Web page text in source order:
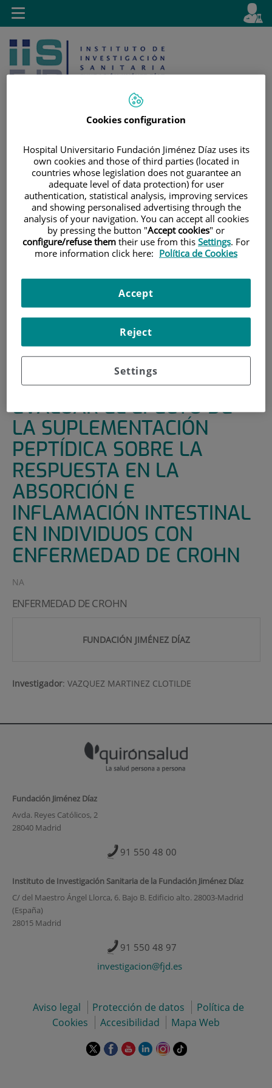
Saltar al contenido
contenido
Selector
activo
es
Buscar
Toggle
navigation
UNIDADES DE APOYO|
|ENSAYO CLINICO PARA EVALUAR EL EFECTO DE LA
LA ABSORCIÓN E INFLAMACIÓN INTESTINAL EN
ENSAYO CLINICO PARA
EVALUAR EL EFECTO DE
LA SUPLEMENTACIÓN
PEPTÍDICA SOBRE LA
RESPUESTA EN LA
ABSORCIÓN E
INFLAMACIÓN INTESTINAL
EN INDIVIDUOS CON
ENFERMEDAD DE CROHN
NA
ENFERMEDAD DE CROHN
FUNDACIÓN JIMÉNEZ DÍAZ
Investigador: VAZQUEZ MARTINEZ CLOTILDE
Fundación Jiménez Díaz
Avda. Reyes Católicos, 2
28040 Madrid
91 550 48 00
Instituto de Investigación Sanitaria de la Fundación Jiménez Díaz
C/ del Maestro Ángel Llorca, 6. Bajo B. Edificio alto. 28003-Madrid
(España)
28015 Madrid
91 550 48 97
investigacion@fjd.es
Aviso legal Protección de datos
Política de
Cookies
Accesibilidad Mapa Web
EsteEsteEsteEsteEsteEnlace
Cookies configuration
Hospital Universitario Fundación Jiménez Díaz uses its
own cookies and those of third parties (located in
countries whose legislation does not guarantee an
adequate level of data protection) for user
authentication, statistical analysis, improving services
and showing personalised advertising through the
analysis of your navigation. You can accept all cookies
by pressing the button "Accept cookies" or
configure/refuse them their use from this Settings. For
more information click here: Política de Cookies
Settings
Reject
Accept